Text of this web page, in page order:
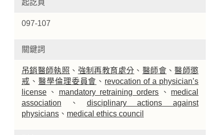
起訖頁
097-107
關鍵詞
吊銷醫師執照 、 強制再教育處分 、 醫師會 、醫師懲
戒 、 醫學倫理委員會 、 revocation of a physician’s
license、 mandatory retraining orders 、 medical
association 、 disciplinary actions against
physicians、 medical ethics council